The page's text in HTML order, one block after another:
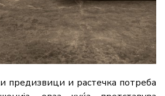
предизвици и растечка потреба